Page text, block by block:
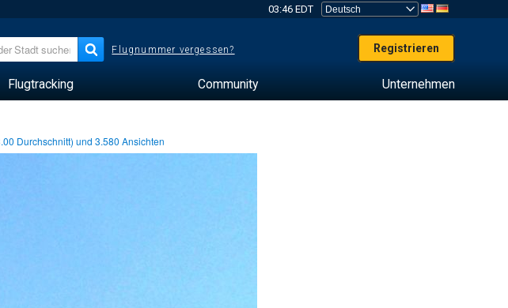
03:46 EDT
Flugnummer vergessen? Registrieren
Flugtracking Community Unternehmen
Durchschnitt) und3.580 Ansichten